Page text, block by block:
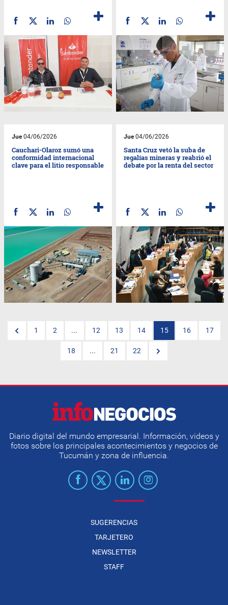
Jue04/06/2026
Cauchari-Olaroz sumó una
conformidad internacional
clave para el litio responsable
Jue04/06/2026
Santa Cruz vetó la suba de
regalías mineras y reabrió el
debate por la renta del sector
1 2 ... 12 13 14 15 16 17
18 ... 21 22
Diario digital del mundo empresarial. Información, videos y
fotos sobre los principales acontecimientos y negocios de
Tucumán y zona de influencia.
SUGERENCIAS
TARJETERO
NEWSLETTER
STAFF